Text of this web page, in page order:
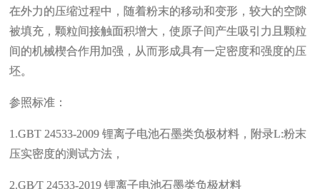
在外力的压缩过程中，随着粉末的移动和变形，较大的空隙
被填充，颗粒间接触面积增大，使原子间产生吸引力且颗粒
间的机械楔合作用加强，从而形成具有一定密度和强度的压
坯。
参照标准：
1.GBT 24533-2009 锂离子电池石墨类负极材料，附录L:粉末
压实密度的测试方法，
2.GB∕T 24533-2019 锂离子电池石墨类负极材料